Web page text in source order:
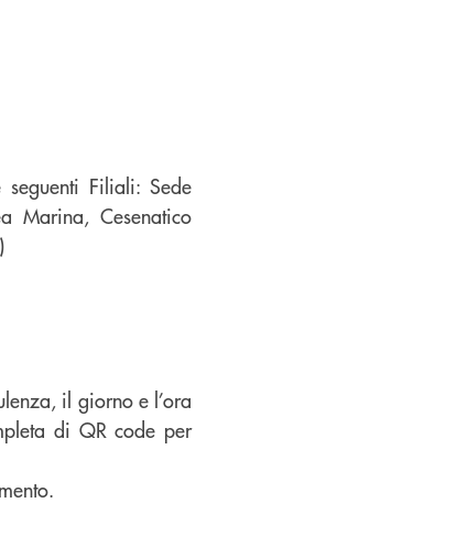
Filiali: Sede
Marina, Cesenatico
il giorno e l’ora
di QR code per